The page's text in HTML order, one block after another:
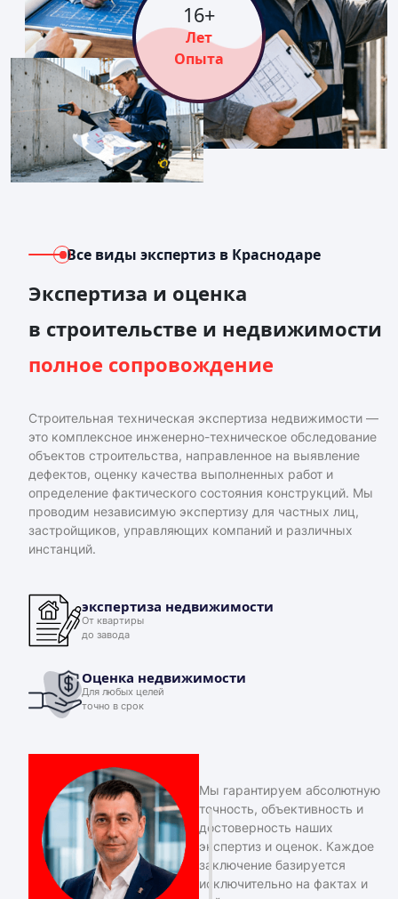
16+
Лет
Опыта
Все виды экспертиз в Краснодаре
Экспертиза и оценка
в строительстве и недвижимости
полное сопровождение
Строительная техническая экспертиза недвижимости —
это комплексное инженерно-техническое обследование
объектов строительства, направленное на выявление
дефектов, оценку качества выполненных работ и
определение фактического состояния конструкций. Мы
проводим независимую экспертизу для частных лиц,
застройщиков, управляющих компаний и различных
инстанций.
экспертиза недвижимости
От квартиры
до завода
Оценка недвижимости
Для любых целей
точно в срок
Мы гарантируем абсолютную
точность, объективность и
достоверность наших
экспертиз и оценок. Каждое
заключение базируется
исключительно на фактах и